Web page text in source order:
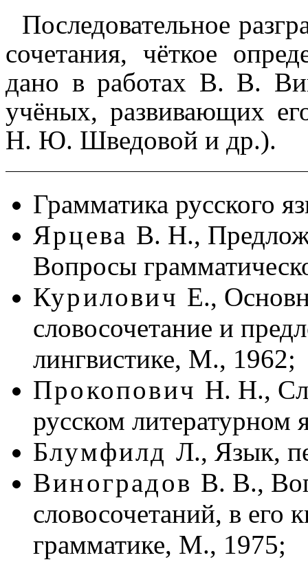
Последовательное
со­че­та­ния, чёткое
дано в работах В. В.
учёных, развива­ю­щих
Н. Ю. Шведовой и др.).
Грамматика русского
Ярцева В. Н.,
Вопросы
Курилович Е.,
словосочетание и
лингвистике, М., 1962;
Прокопович Н. Н.,
русском
Блумфилд Л., Язык,
Виноградов В. В.,
словосочетаний, в его
грамматике, М., 1975;